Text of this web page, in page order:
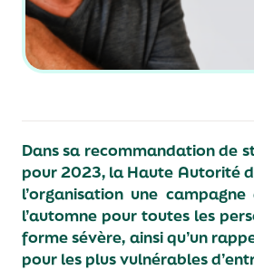
Dans sa recommandation de
pour 2023, la Haute Autorité
l’organisation une
l’automne pour toutes les
forme sévère, ainsi qu’un
pour les plus vulnérables